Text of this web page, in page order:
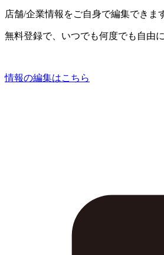
店舗/企業情報をご自身で編集できま
無料登録で、いつでも何度でも自由
情報の編集はこちら